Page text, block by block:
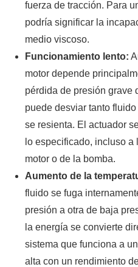
fuerza de tracción. Para
podría significar la
medio viscoso.
Funcionamiento lento:
motor depende
pérdida de presión grave
puede desviar tanto
se resienta. El actuador
lo especificado, incluso a
motor o de la bomba.
Aumento de la
fluido se fuga
presión a otra de baja
la energía se convierte
sistema que funciona a
alta con un rendimiento